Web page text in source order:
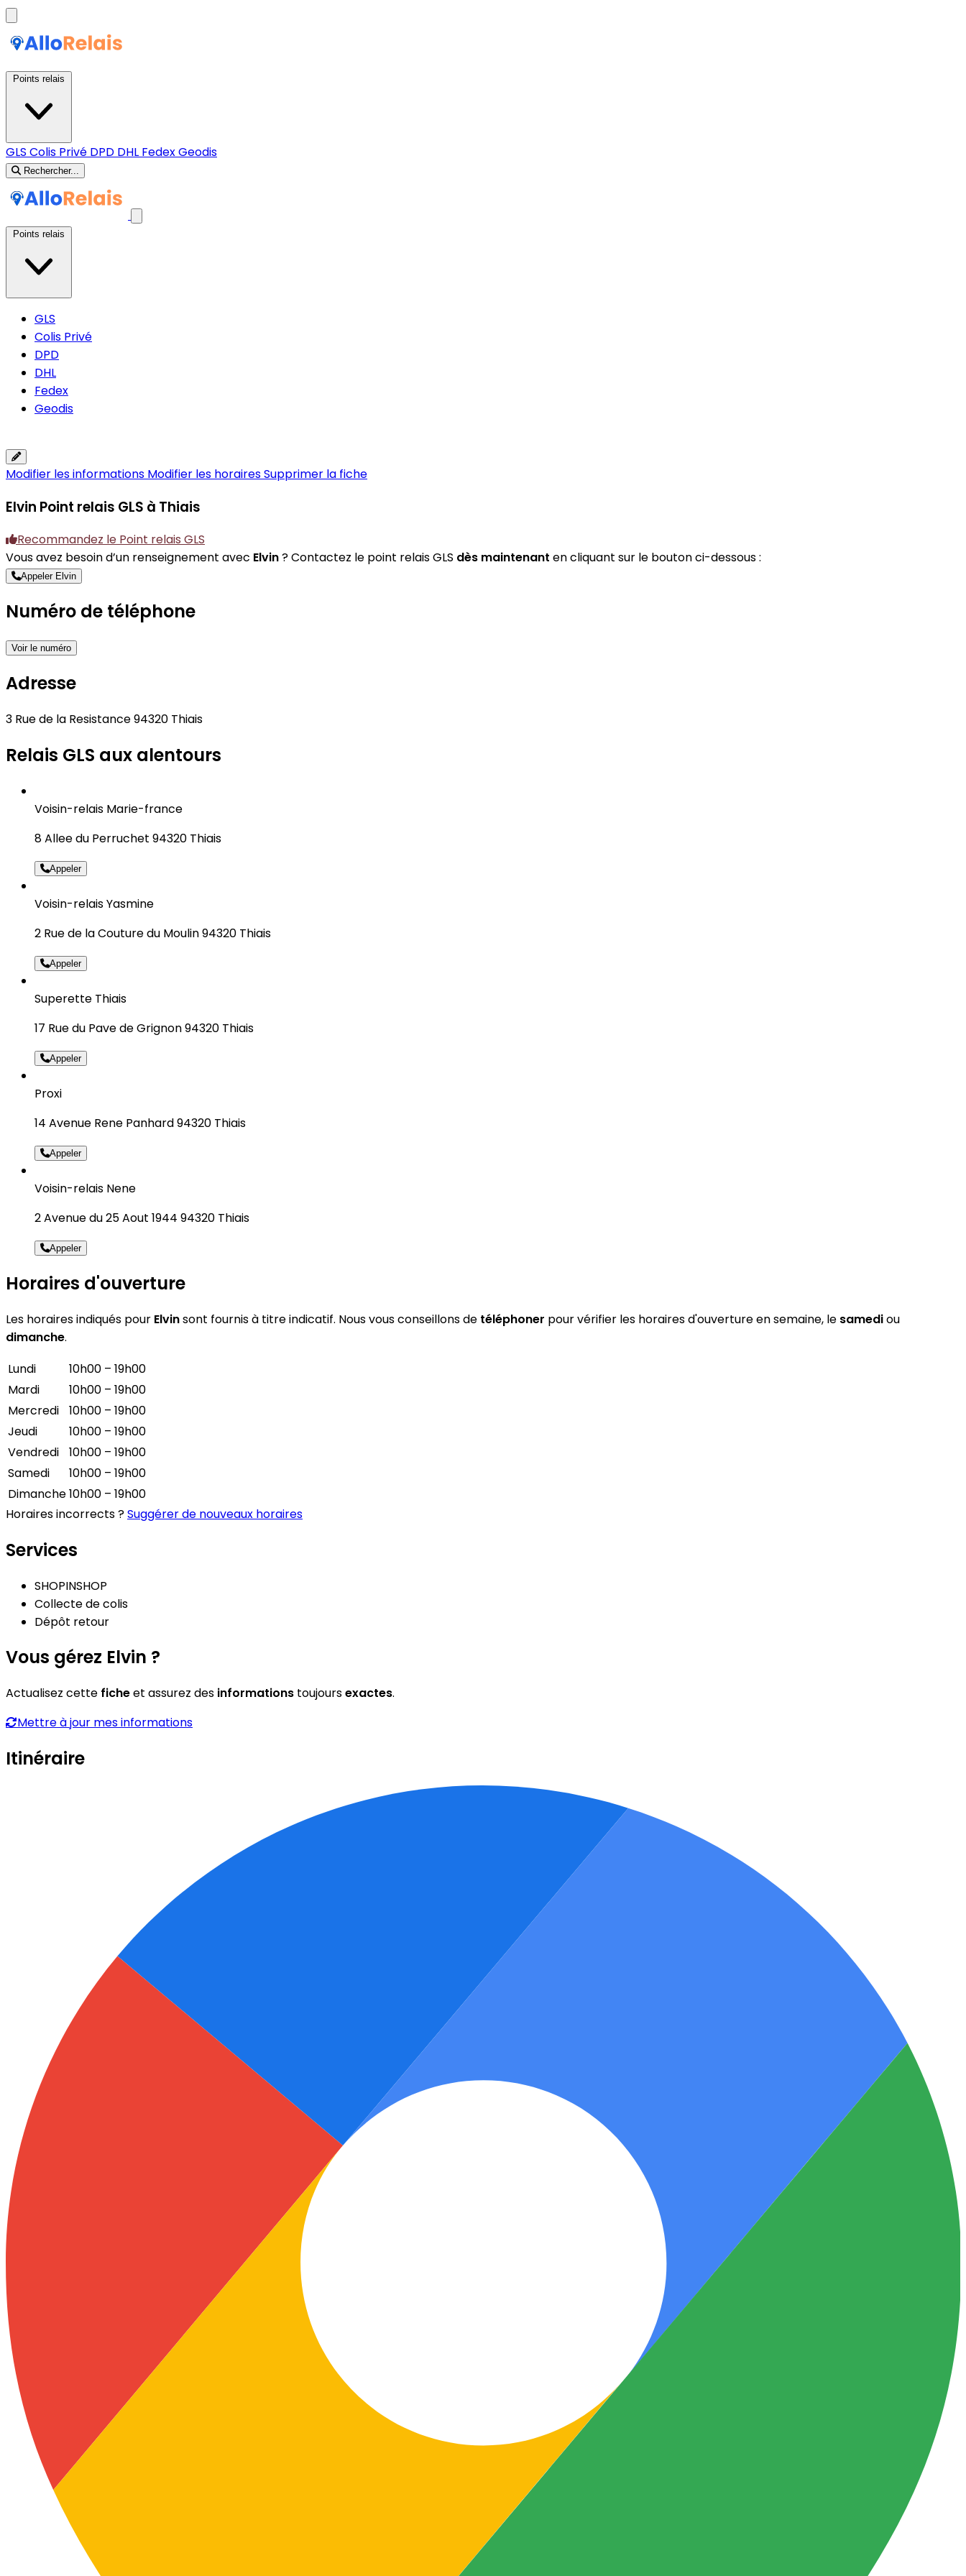
GLS Colis Privé DPD DHL FedexGeodis
Rechercher...
GLS
Colis Privé
DPD
DHL
Fedex
Geodis
Modifier les informations Modifier les horairesSupprimer la fiche
Elvin Point relais GLS à Thiais
Recommandez le Point relais GLS
Vous avez besoin d’un renseignement avec Elvin? Contactez le point relais GLS dès maintenant en cliquant sur le bouton ci-dessous :
Appeler Elvin
Numéro de téléphone
Voir le numéro
Adresse
3 Rue de la Resistance 94320 Thiais
Relais GLS aux alentours
Voisin-relais Marie-france
8 Allee du Perruchet 94320 Thiais
Appeler
Voisin-relais Yasmine
2 Rue de la Couture du Moulin 94320 Thiais
Appeler
Superette Thiais
17 Rue du Pave de Grignon 94320 Thiais
Appeler
Proxi
14 Avenue Rene Panhard 94320 Thiais
Appeler
Voisin-relais Nene
2 Avenue du 25 Aout 1944 94320 Thiais
Appeler
Horaires d'ouverture
Les horaires indiqués pour Elvinsont fournis à titre indicatif. Nous vous conseillons de téléphoner pour vérifier les horaires d'ouverture en semaine, le samediou
dimanche.
Lundi
10h00 – 19h00
Mardi
10h00 – 19h00
Mercredi
10h00 – 19h00
Jeudi
10h00 – 19h00
Vendredi
10h00 – 19h00
Samedi
10h00 – 19h00
Dimanche10h00 – 19h00
Horaires incorrects ?Suggérer de nouveaux horaires
Services
SHOPINSHOP
Collecte de colis
Dépôt retour
Vous gérez Elvin ?
Actualisez cette ficheet assurez des informations toujoursexactes.
Mettre à jour mes informations
Itinéraire